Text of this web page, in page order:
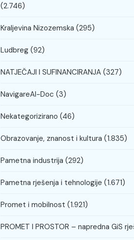
(2.746)
Kraljevina Nizozemska (295)
Ludbreg (92)
NATJEČAJI I SUFINANCIRANJA (327)
NavigareAI-Doc (3)
Nekategorizirano (46)
Obrazovanje, znanost i kultura (1.835)
Pametna industrija (292)
Pametna rješenja i tehnologije (1.671)
Promet i mobilnost (1.921)
PROMET I PROSTOR – napredna GiS